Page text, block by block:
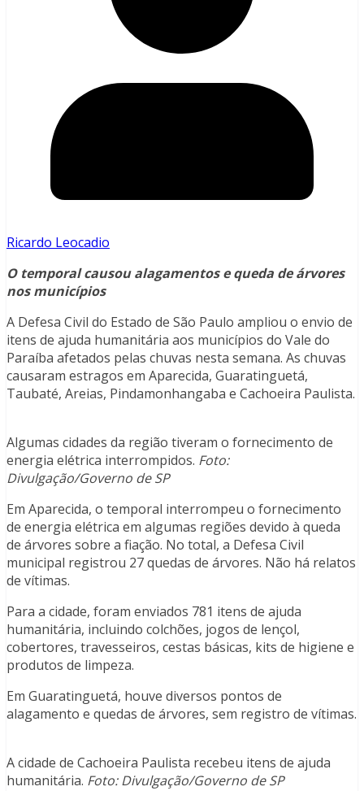
Ricardo Leocadio
O temporal causou alagamentos e queda de árvores
nos municípios
A Defesa Civil do Estado de São Paulo ampliou o envio de
itens de ajuda humanitária aos municípios do Vale do
Paraíba afetados pelas chuvas nesta semana. As chuvas
causaram estragos em Aparecida, Guaratinguetá,
Taubaté, Areias, Pindamonhangaba e Cachoeira Paulista.
Algumas cidades da região tiveram o fornecimento de
energia elétrica interrompidos. Foto:
Divulgação/Governo de SP
Em Aparecida, o temporal interrompeu o fornecimento
de energia elétrica em algumas regiões devido à queda
de árvores sobre a fiação. No total, a Defesa Civil
municipal registrou 27 quedas de árvores. Não há relatos
de vítimas.
Para a cidade, foram enviados 781 itens de ajuda
humanitária, incluindo colchões, jogos de lençol,
cobertores, travesseiros, cestas básicas, kits de higiene e
produtos de limpeza.
Em Guaratinguetá, houve diversos pontos de
alagamento e quedas de árvores, sem registro de vítimas.
A cidade de Cachoeira Paulista recebeu itens de ajuda
humanitária. Foto: Divulgação/Governo de SP